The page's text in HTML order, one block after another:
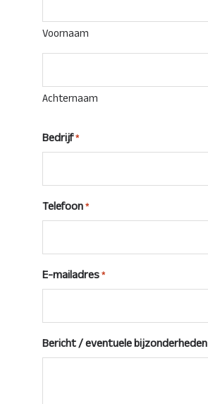
Voornaam
Achternaam
Bedrijf *
Telefoon *
E-mailadres *
Bericht / eventuele bijzonderheden